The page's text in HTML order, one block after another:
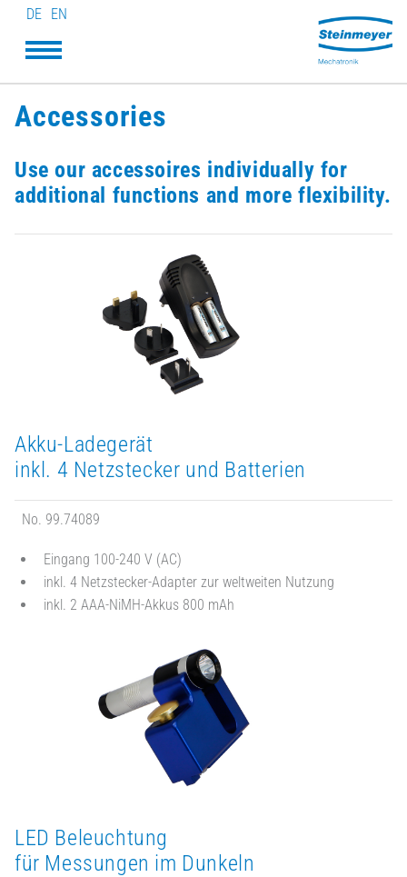
DE EN
Accessories
Use our accessoires individually for
additional functions and more flexibility.
Akku-Ladegerät
inkl. 4 Netzstecker und Batterien
No. 99.74089
Eingang 100-240 V (AC)
inkl. 4 Netzstecker-Adapter zur weltweiten Nutzung
inkl. 2 AAA-NiMH-Akkus 800 mAh
LED Beleuchtung
für Messungen im Dunkeln